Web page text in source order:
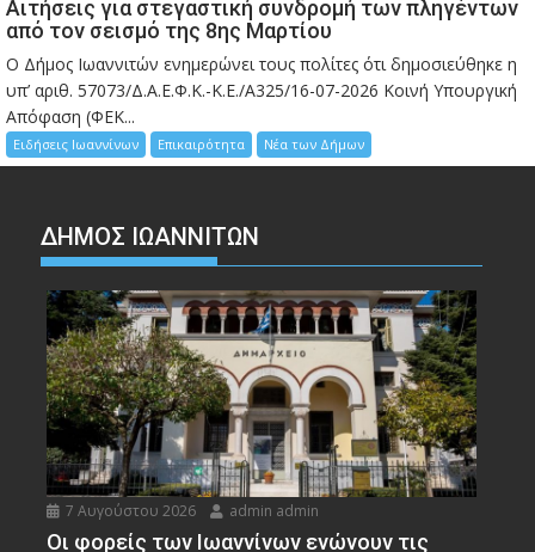
Αιτήσεις για στεγαστική συνδρομή των πληγέντων
από τον σεισμό της 8ης Μαρτίου
Ο Δήμος Ιωαννιτών ενημερώνει τους πολίτες ότι δημοσιεύθηκε η
υπ’ αριθ. 57073/Δ.Α.Ε.Φ.Κ.-Κ.Ε./Α325/16-07-2026 Κοινή Υπουργική
Απόφαση (ΦΕΚ...
Ειδήσεις Ιωαννίνων Επικαιρότητα Νέα των Δήμων
ΔΗΜΟΣ ΙΩΑΝΝΙΤΩΝ
7 Αυγούστου 2026 admin admin
Οι φορείς των Ιωαννίνων ενώνουν τις